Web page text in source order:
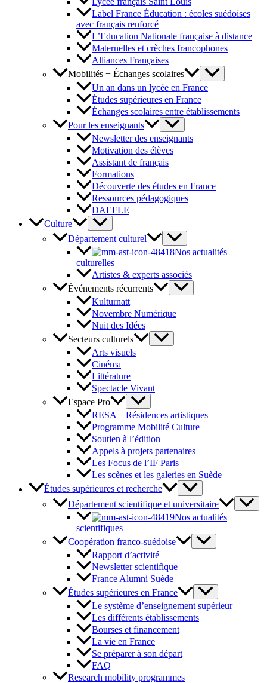
Label France Éducation : écoles suédoises
avec français renforcé
L’Education Nationale française à distance
Maternelles et crèches francophones
Alliances Françaises
Mobilités + Échanges scolaires
Un an dans un lycée en France
Études supérieures en France
Échanges scolaires entre établissements
Pour les enseignants
Newsletter des enseignants
Motivation des élèves
Assistant de français
Formations
Découverte des études en France
Ressources pédagogiques
DAEFLE
Culture
Département culturel
Nos actualités
culturelles
Artistes & experts associés
Événements récurrents
Kulturnatt
Novembre Numérique
Nuit des Idées
Secteurs culturels
Arts visuels
Cinéma
Littérature
Spectacle Vivant
Espace Pro
RESA – Résidences artistiques
Programme Mobilité Culture
Soutien à l’édition
Appels à projets partenaires
Les Focus de l’IF Paris
Les scènes et les galeries en Suède
Études supérieures et recherche
Département scientifique et universitaire
Nos actualités
scientifiques
Coopération franco-suédoise
Rapport d’activité
Newsletter scientifique
France Alumni Suède
Études supérieures en France
Le système d’enseignement supérieur
Les différents établissements
Bourses et financement
La vie en France
Se préparer à son départ
FAQ
Research mobility programmes